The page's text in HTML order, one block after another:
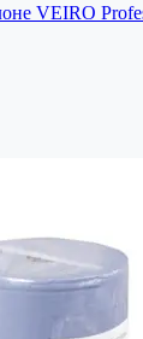
VEIRO